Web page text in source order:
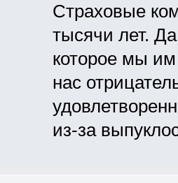
Страховые
тысячи лет.
которое мы
нас
из-за